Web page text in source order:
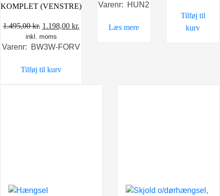
KOMPLET (VENSTRE)
1.495,00kr. Den
oprindelige
pris
1.495,00 kr..
1.198,00 kr.
pris
inkl. moms
Varenr: BW3W-FORV
Tilføj til kurv
Varenr: HUN2
Læs mere
Tilføj til
kurv